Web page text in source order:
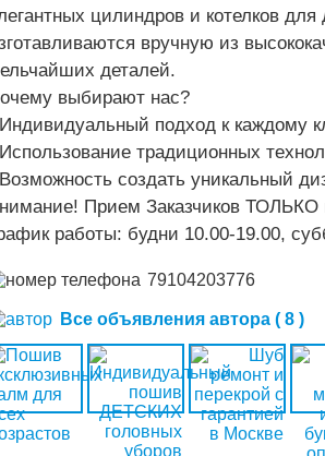
цилиндров и котелков
вручную из
деталей.
выбирают нас?
подход к каждому
традиционных
создать уникальный
Внимание! Прием Заказчиков
работы: будни 10.00-19.00,
79104203776
Все объявления автора ( 8 )